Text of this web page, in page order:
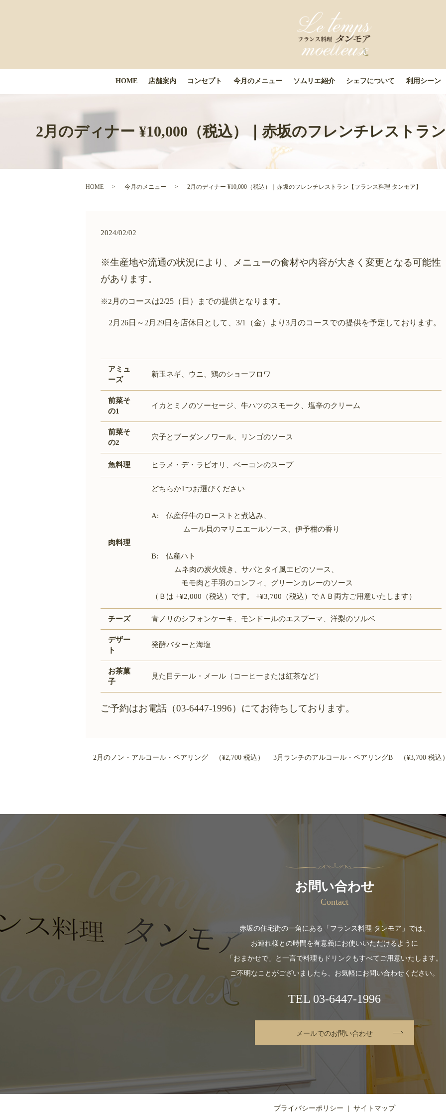
HOME 店舗案内 コンセプト 今月のメニュー ソムリエ紹介 シェフについて 利用シーン
2月のディナー ¥10,000（税込）｜赤坂のフレンチレストラ
HOME 今月のメニュー 2月のディナー ¥10,000（税込）｜赤坂のフレンチレストラン【フランス料理 タンモア】
2024/02/02
※生産地や流通の状況により、メニューの食材や内容が大きく変更となる可能性
があります。
※2 月のコースは2/25（日）までの提供となります。
2月26日～2月29日を店休日として、3/1（金）より3月のコースでの提供を予定しております。
アミュ
ーズ
新玉ネギ、ウニ、鶏のショーフロワ
前菜そ
の1
イカとミノのソーセージ、牛ハツのスモーク、塩辛のクリーム
前菜そ
の2
穴子とブーダンノワール、リンゴのソース
魚料理 ヒラメ・デ・ラビオリ、ベーコンのスープ
肉料理
どちらか1つお選びください
A: 仏産仔牛のローストと煮込み、
ムール貝のマリニエールソース、伊予柑の香り
B: 仏産ハト
ムネ肉の炭火焼き、サバとタイ風エビのソース、
モモ肉と手羽のコンフィ、グリーンカレーのソース
（Ｂは +¥2,000（税込）です。 +¥3,700（税込）でＡＢ両方ご用意いたします）
チーズ 青ノリのシフォンケーキ、モンドールのエスプーマ、洋梨のソルベ
デザー
ト
発酵バターと海塩
お茶菓
子
見た目テール・メール（コーヒーまたは紅茶など）
ご予約はお電話（03-6447-1996）にてお待ちしております。
2月のノン・アルコール・ペアリング （¥2,700 税込） 3月ランチのアルコール・ペアリングB （¥3,700 税込
お問い合わせ
Contact
赤坂の住宅街の一角にある「フランス料理 タンモア」では、
お連れ様との時間を有意義にお使いいただけるように
「おまかせで」と一言で料理もドリンクもすべてご用意いたします。
ご不明なことがございましたら、お気軽にお問い合わせください。
TEL 03-6447-1996
メールでのお問い合わせ
プライバシーポリシー サイトマップ